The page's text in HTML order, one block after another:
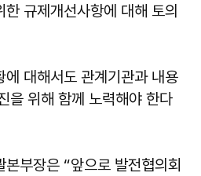
규제개선사항에 대해 토의
에 대해서도 관계기관과 내용
을 위해 함께 노력해야 한다
부장은 “앞으로 발전협의회